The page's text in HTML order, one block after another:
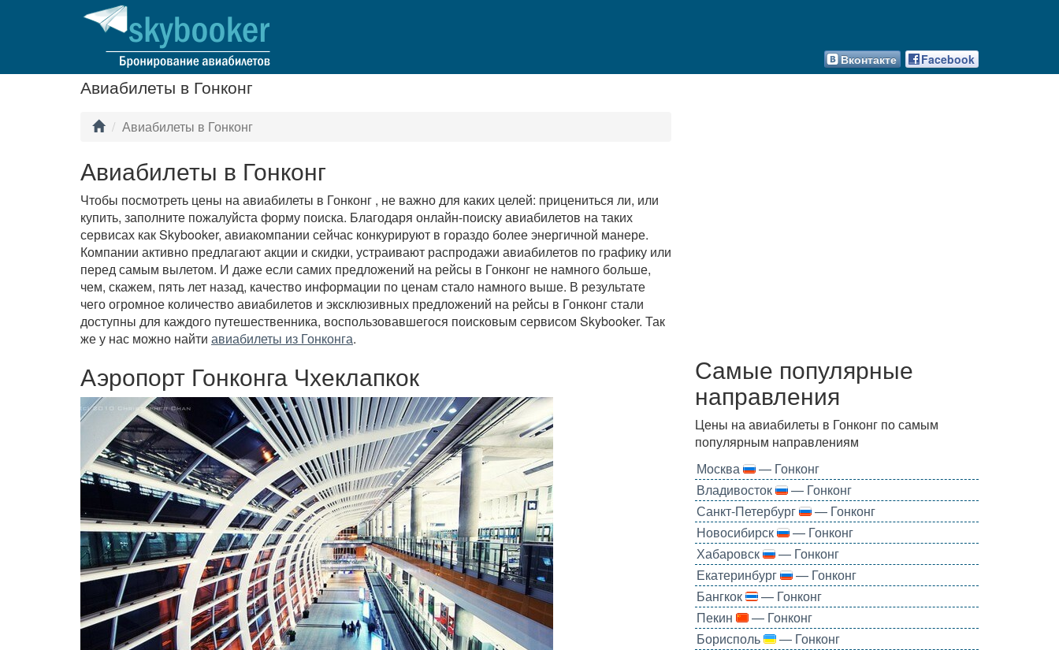
Facebook
Вконтакте
Авиабилеты в Гонконг
Авиабилеты в Гонконг
Авиабилеты в Гонконг
Чтобы посмотреть цены на авиабилеты в Гонконг , не важно для каких целей: прицениться ли, или
купить, заполните пожалуйста форму поиска. Благодаря онлайн-поиску авиабилетов на таких
сервисах как Skybooker, авиакомпании сейчас конкурируют в гораздо более энергичной манере.
Компании активно предлагают акции и скидки, устраивают распродажи авиабилетов по графику или
перед самым вылетом. И даже если самих предложений на рейсы в Гонконг не намного больше,
чем, скажем, пять лет назад, качество информации по ценам стало намного выше. В результате
чего огромное количество авиабилетов и эксклюзивных предложений на рейсы в Гонконг стали
доступны для каждого путешественника, воспользовавшегося поисковым сервисом Skybooker. Так
же у нас можно найти авиабилеты из Гонконга.
Аэропорт Гонконга Чхеклапкок Самые популярные
направления
Цены на авиабилеты в Гонконг по самым
популярным направлениям
Москва
— Гонконг
Владивосток
— Гонконг
Санкт-Петербург
— Гонконг
Новосибирск
— Гонконг
Хабаровск
— Гонконг
Екатеринбург
— Гонконг
Бангкок
— Гонконг
Пекин
— Гонконг
Борисполь
— Гонконг